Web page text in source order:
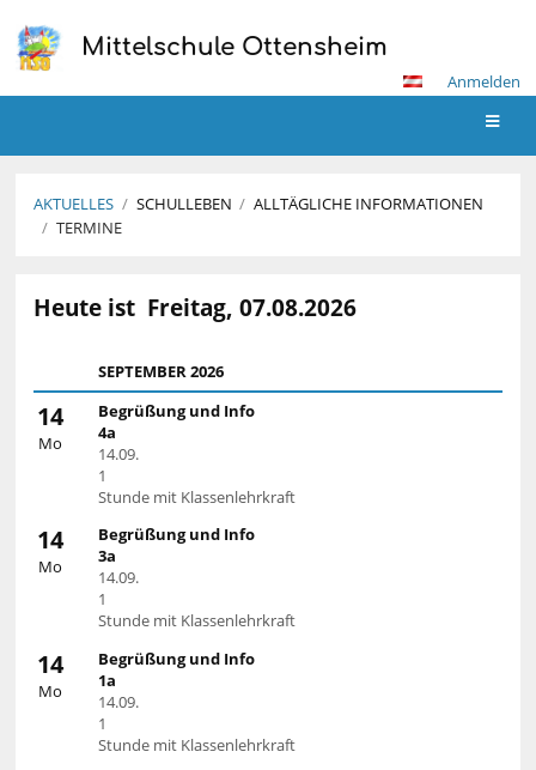
Mittelschule Ottensheim
Anmelden
AKTUELLES / SCHULLEBEN / ALLTÄGLICHE INFORMATIONEN
/ TERMINE
Heute ist Freitag, 07.08.2026
SEPTEMBER 2026
14
Mo
Begrüßung und Info
4a
14.09.
1
Stunde mit Klassenlehrkraft
14
Mo
Begrüßung und Info
3a
14.09.
1
Stunde mit Klassenlehrkraft
14
Mo
Begrüßung und Info
1a
14.09.
1
Stunde mit Klassenlehrkraft